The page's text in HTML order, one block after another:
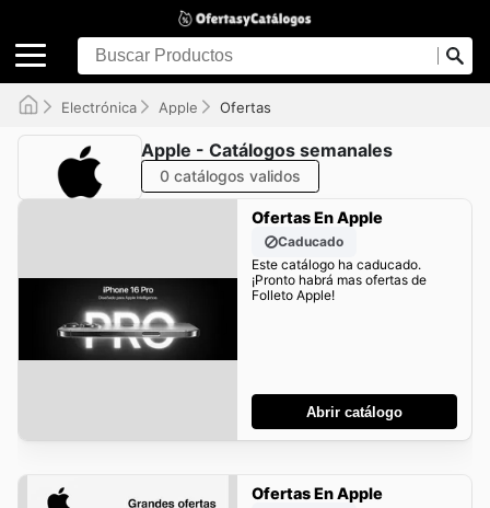
Electrónica Apple Ofertas
Apple - Catálogos semanales
0 catálogos validos
Ofertas En Apple
Caducado
Este catálogo ha caducado.
¡Pronto habrá mas ofertas de
Folleto Apple!
Abrir catálogo
Ofertas En Apple